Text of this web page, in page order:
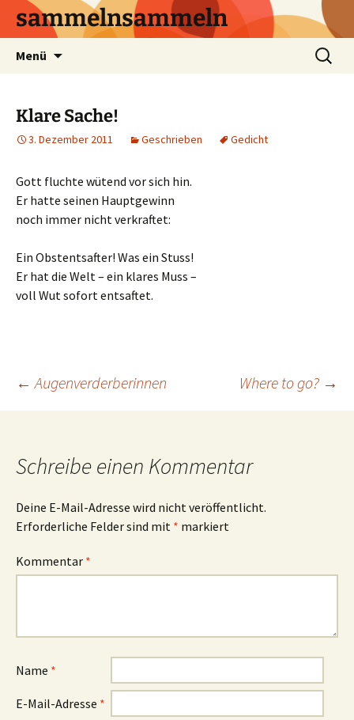
sammelnsammeln
Menü
Suchen
nach:
Klare Sache!
3. Dezember 2011 Geschrieben Gedicht
Gott fluchte wütend vor sich hin.
Er hatte seinen Hauptgewinn
noch immer nicht verkraftet:
Ein Obstentsafter! Was ein Stuss!
Er hat die Welt – ein klares Muss –
voll Wut sofort entsaftet.
Beitrags-
← Augenverderberinnen Where to go? →
Schreibe einen Kommentar
Deine E-Mail-Adresse wird nicht veröffentlicht.
Erforderliche Felder sind mit * markiert
Kommentar *
Name *
E-Mail-Adresse *